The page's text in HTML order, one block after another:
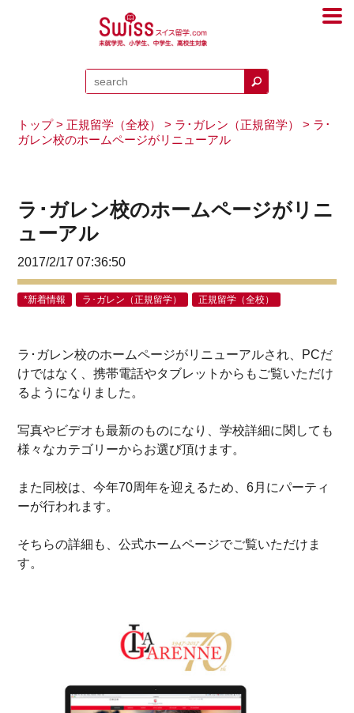
トップ> 正規留学（全校） > ラ･ガレン（正規留学）
> ラ･
ガレン校のホームページがリニューアル
ラ･ガレン校のホームページがリニ
ューアル
2017/2/17 07:36:50
*新着情報 ラ･ガレン（正規留学） 正規留学（全校）
ラ･ガレン校のホームページがリニューアルされ、PCだ
けではなく、携帯電話やタブレットからもご覧いただけ
るようになりました。
写真やビデオも最新のものになり、学校詳細に関しても
様々なカテゴリーからお選び頂けます。
また同校は、今年70周年を迎えるため、6月にパーティ
ーが行われます。
そちらの詳細も、公式ホームページでご覧いただけま
す。